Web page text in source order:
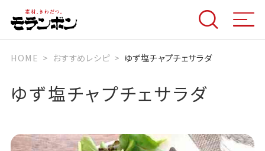
HOME おすすめレシピ ゆず塩チャプチェサラダ
ゆず塩チャプチェサラダ